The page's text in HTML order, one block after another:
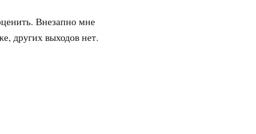
Внезапно мне
других выходов нет.